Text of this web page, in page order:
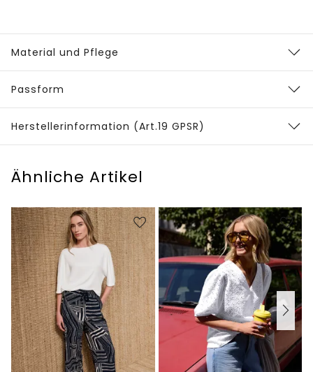
Material und Pflege
Passform
Herstellerinformation (Art.19 GPSR)
Ähnliche Artikel